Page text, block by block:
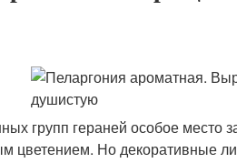
групп гераней особое место
цветением. Но декоративные